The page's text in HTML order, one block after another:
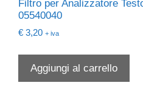
Filtro per Analizzatore
05540040
€ 3,20 + iva
Aggiungi al carrello